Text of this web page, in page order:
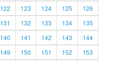
122 123 124 125
126
131 132 133 134
135
140 141 142 143
144
149 150 151 152
153